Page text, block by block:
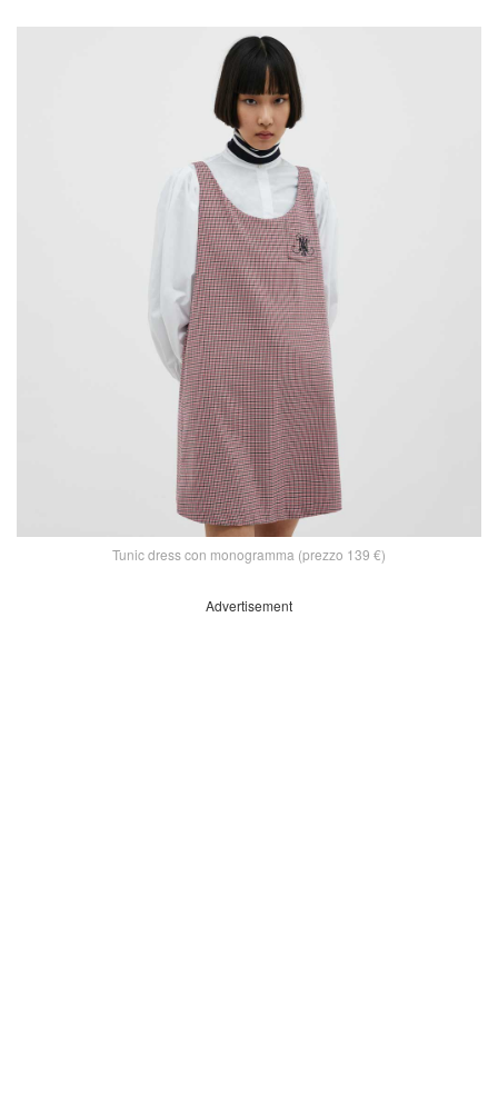
Tunic dress con monogramma (prezzo 139 €)
Advertisement